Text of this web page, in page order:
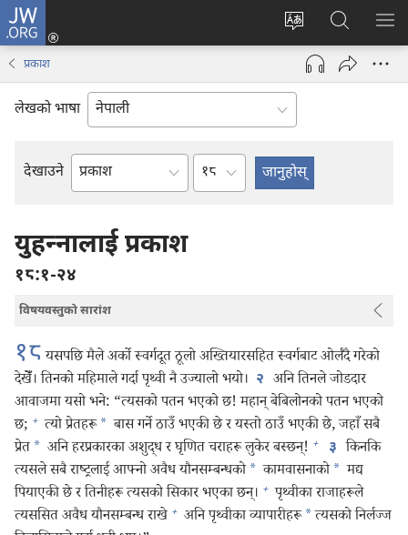
JW.ORG
वेब
साइटको
भाषा
परिवर्तन
गर्ने
प्रवेश
(ब्राउजरको
ट्याबमा
नयाँ
JW.ORG
मा
खोज्नुहोस्‌
मेनु
प्रकाश
लेखको भाषा
देखाउने
बाइबलको
अध्याय
युहन्‍नालाई प्रकाश
१८:१-२४
विषयवस्तुको सारांश
१८यसपछि मैले अर्को स्वर्गदूत ठूलो अख्तियारसहित स्वर्गबाट ओर्लँदै गरेको
देखेँ। तिनको महिमाले गर्दा पृथ्वी नै उज्यालो भयो। २ अनि तिनले जोडदार
आवाजमा यसो भने: “त्यसको पतन भएको छ! महान्‌ बेबिलोनको पतन भएको
छ; + त्यो प्रेतहरू * बास गर्ने ठाउँ भएकी छे र यस्तो ठाउँ भएकी छे, जहाँ सबै
प्रेत * अनि हरप्रकारका अशुद्ध र घृणित चराहरू लुकेर बस्छन्‌! + ३ किनकि
त्यसले सबै राष्ट्रलाई आफ्नो अवैध यौनसम्बन्धको * कामवासनाको * मद्य
पियाएकी छे र तिनीहरू त्यसको सिकार भएका छन्‌। + पृथ्वीका राजाहरूले
त्यससित अवैध यौनसम्बन्ध राखे + अनि पृथ्वीका व्यापारीहरू *त्यसको निर्लज्ज